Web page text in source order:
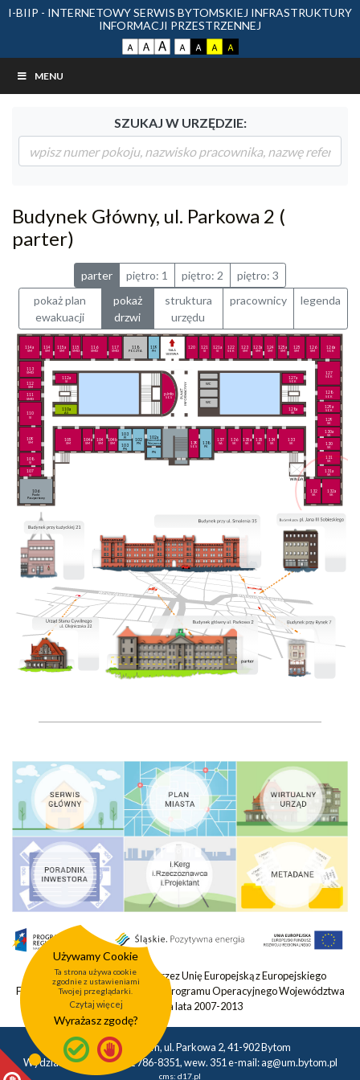
I-BIIP - INTERNETOWY SERWIS BYTOMSKIEJ INFRASTRUKTURY
INFORMACJI PRZESTRZENNEJ
MENU
SZUKAJ W URZĘDZIE:
Budynek Główny, ul. Parkowa 2 (
parter)
parter piętro: 1 piętro: 2
piętro: 3
pokaż plan
ewakuacji
pokaż
drzwi
struktura
urzędu
pracownicy legenda
PN
WC
WC
102
PN
102a
Kancelaria
Niejawna
103
PI
103
PN
104
SM
104a
SM
104b
SM
105
SM
106
Punkt
Paszportowy
107
SI
108
SI
109
SM
110
SI
110a
AS
111
SMD
112
SM
112a
SI
113
SMD
114
SM
114a
SM
115
SMD
115a
SM
116
SMD
117
SMD
118
POCZTA
119
PH
120 121
SI
121a
SI
122
SOK
123
SM
123a
SM
124
SM
125
SM
125a
SM
126
SM
126a
SOK
127
SOK
127a
SOK
128
SOK
128a
SK
129
SK
129a
SOK
130
SK
130a
SK
131
SK
131a
SK
132
SK
133
SK
134
SK
135
SK
135a
SK
136
SK
137
SA
138
PK
139
SOS
7 - 12
sala sesyjna
p.info
SOS
132a
SK
Projekt współfinansowany przez Unię Europejską z Europejskiego
Funduszu Rozwoju Regionalnego Programu Operacyjnego Województwa
Śląskiego na lata 2007-2013
Urząd Miasta Bytom, ul. Parkowa 2, 41-902 Bytom
Wydział Geodezji tel.: 32 786-8351, wew. 351 e-mail:ag@um.bytom.pl
cms: d17.pl
Używamy Cookie
Ta strona używa cookie
zgodnie z ustawieniami
Twojej przeglądarki.
Czytaj więcej
Wyrażasz zgodę?